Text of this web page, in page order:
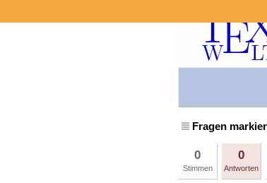
Fragen
0
Stimmen
0
Antworten